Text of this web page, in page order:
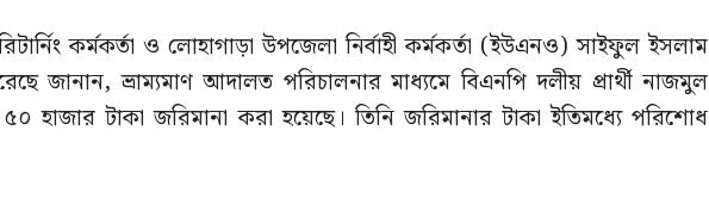
কর্মকর্তা ও লোহাগাড়া উপজেলা নির্বাহী কর্মকর্তা (ইউএনও) সাইফুল ইসলাম
জানান, ভ্রাম্যমাণ আদালত পরিচালনার মাধ্যমে বিএনপি দলীয় প্রার্থী নাজমুল
হাজার টাকা জরিমানা করা হয়েছে। তিনি জরিমানার টাকা ইতিমধ্যে পরিশোধ